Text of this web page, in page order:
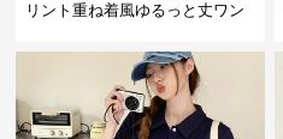
リント重ね着風ゆるっと丈ワン